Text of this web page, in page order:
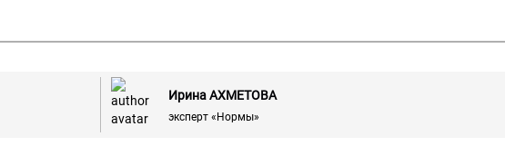
Ирина АХМЕТОВА
эксперт «Нормы»